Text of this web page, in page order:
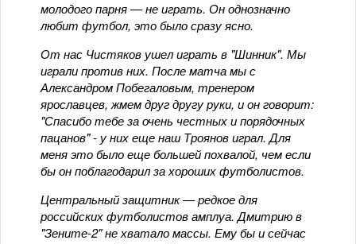
молодого парня — не играть. Он однозначно
любит футбол, это было сразу ясно.
От нас Чистяков ушел играть в "Шинник". Мы
играли против них. После матча мы с
Александром Побегаловым, тренером
ярославцев, жмем друг другу руки, и он говорит:
"Спасибо тебе за очень честных и порядочных
пацанов" - у них еще наш Троянов играл. Для
меня это было еще большей похвалой, чем если
бы он поблагодарил за хороших футболистов.
Центральный защитник — редкое для
российских футболистов амплуа. Дмитрию в
"Зените-2" не хватало массы. Ему бы и сейчас